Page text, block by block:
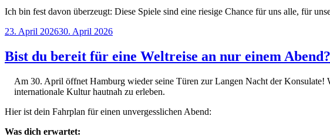
Ich bin fest davon überzeugt: Diese Spiele sind eine riesige Chance für uns alle, für
Veröffentlicht
23. April 202630. April 2026
Bist du bereit für eine Weltreise an nur einem Abend?
Am 30. April öffnet Hamburg wieder seine Türen zur Langen Nacht der
internationale Kultur hautnah zu erleben.
Hier ist dein Fahrplan für einen unvergesslichen Abend:
Was dich erwartet: